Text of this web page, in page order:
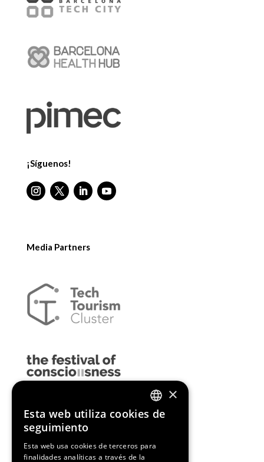
¡Síguenos!
Media Partners
ENGLISH
×
Esta web utiliza cookies de
seguimiento
Esta web usa cookies de terceros para
finalidades analíticas a través de la